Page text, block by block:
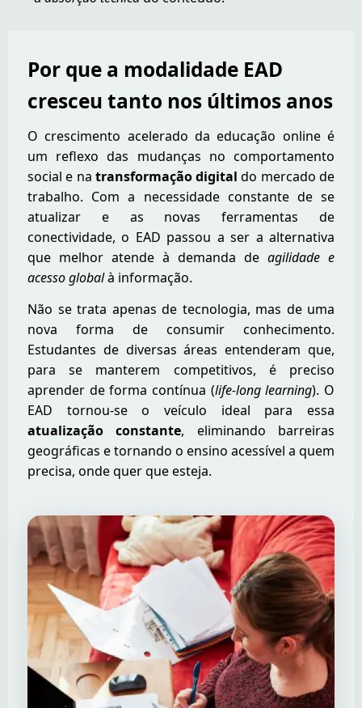
Por que a modalidade EAD
cresceu tanto nos últimos anos
O crescimento acelerado da educação online é
um reflexo das mudanças no comportamento
social e na transformação digital do mercado de
trabalho. Com a necessidade constante de se
atualizar e as novas ferramentas de
conectividade, o EAD passou a ser a alternativa
que melhor atende à demanda de agilidade e
acesso globalà informação.
Não se trata apenas de tecnologia, mas de uma
nova forma de consumir conhecimento.
Estudantes de diversas áreas entenderam que,
para se manterem competitivos, é preciso
aprender de forma contínua (life-long learning). O
EAD tornou-se o veículo ideal para essa
atualização constante, eliminando barreiras
geográficas e tornando o ensino acessível a quem
precisa, onde quer que esteja.